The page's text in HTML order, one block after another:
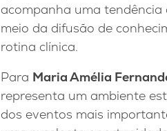
acompanha uma
meio da difusão de
rotina clínica.
Para Maria Amélia
representa um ambiente
dos eventos mais